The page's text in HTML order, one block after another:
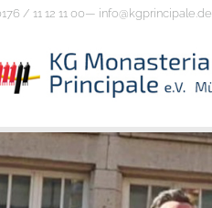
/ 11 12 11 00— info@kgprincipale.de